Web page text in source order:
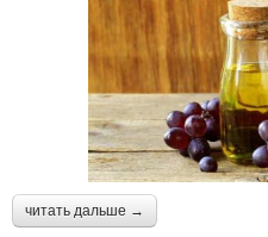
читать дальше →